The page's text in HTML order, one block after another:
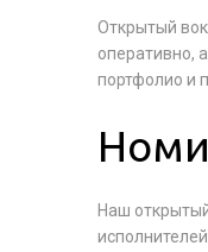
Открытый
оперативно,
портфолио и
Наш